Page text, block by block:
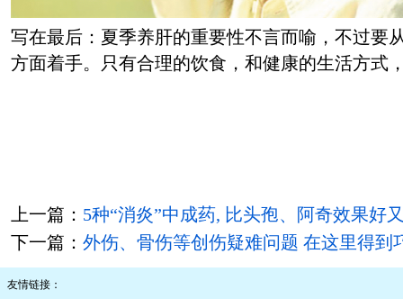
写在最后：夏季养肝的重要性不言而喻，不过要
方面着手。只有合理的饮食，和健康的生活方式
上一篇： 5种“消炎”中成药, 比头孢、阿奇效果好
下一篇： 外伤、骨伤等创伤疑难问题 在这里得到
友情链接：